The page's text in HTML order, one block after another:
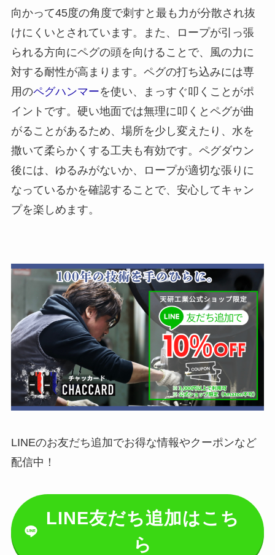
向かって45度の角度で刺すと最も力が分散され抜
けにくいとされています。また、ロープが引っ張
られる方向にペグの頭を向けることで、風の力に
対する耐性が高まります。ペグの打ち込みには専
用のペグハンマーを使い、まっすぐ叩くことがポ
イントです。硬い地面では無理に叩くとペグが曲
がることがあるため、場所を少し変えたり、水を
撒いて柔らかくする工夫も有効です。ペグダウン
後には、ゆるみがないか、ロープが適切な張りに
なっているかを確認することで、安心してキャン
プを楽しめます。
LINEのお友だち追加でお得な情報やクーポンなど
配信中！
LINE友だち追加はこち
ら